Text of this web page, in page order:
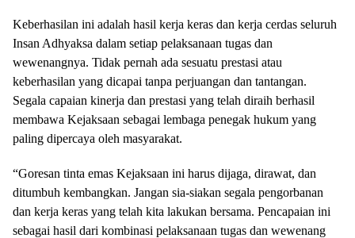
Keberhasilan ini adalah hasil kerja keras dan kerja cerdas seluruh
Insan Adhyaksa dalam setiap pelaksanaan tugas dan
wewenangnya. Tidak pernah ada sesuatu prestasi atau
keberhasilan yang dicapai tanpa perjuangan dan tantangan.
Segala capaian kinerja dan prestasi yang telah diraih berhasil
membawa Kejaksaan sebagai lembaga penegak hukum yang
paling dipercaya oleh masyarakat.
“Goresan tinta emas Kejaksaan ini harus dijaga, dirawat, dan
ditumbuh kembangkan. Jangan sia-siakan segala pengorbanan
dan kerja keras yang telah kita lakukan bersama. Pencapaian ini
sebagai hasil dari kombinasi pelaksanaan tugas dan wewenang